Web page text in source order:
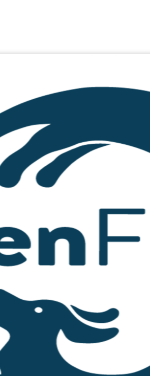
Dream-Team nun
so kann auch die Kastration in
zwei zuckersüßen, halbstarken
Eskapaden zur Verzweiflung
Kater meldet, müssen sie in
Ende Dezember kamen die
sehr geliebt.